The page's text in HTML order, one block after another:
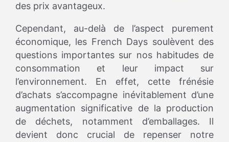
des prix avantageux.
Cependant, au-delà de l’aspect purement
économique, les French Days soulèvent des
questions importantes sur nos habitudes de
consommation et leur impact sur
l’environnement. En effet, cette frénésie
d’achats s’accompagne inévitablement d’une
augmentation significative de la production
de déchets, notamment d’emballages. Il
devient donc crucial de repenser notre